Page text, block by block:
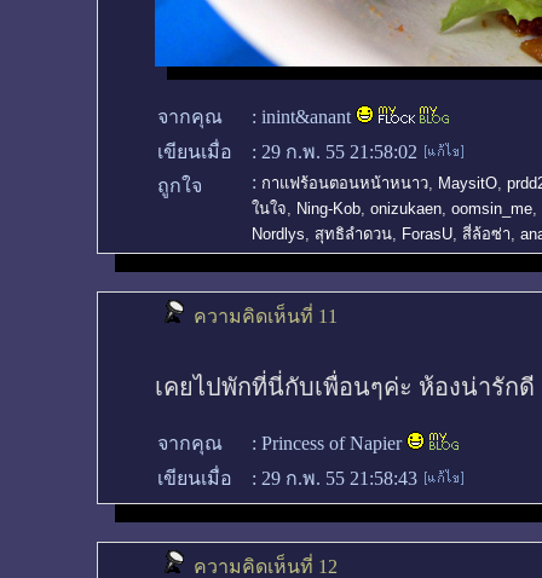
จากคุณ : inint&anant
เขียนเมื่อ
: 29 ก.พ. 55 21:58:02
ถูกใจ
: กาแฟร้อนตอนหน้าหนาว, MaysitO,
ในใจ, Ning-Kob, onizukaen, oomsin_me,
Nordlys, สุทธิลำดวน, ForasU, สี่ล้อซ่า,
ความคิดเห็นที่ 11
เคยไปพักที่นี่กับเพื่อนๆค่ะ ห้องน่ารัก
จากคุณ : Princess of Napier
เขียนเมื่อ
: 29 ก.พ. 55 21:58:43
ความคิดเห็นที่ 12